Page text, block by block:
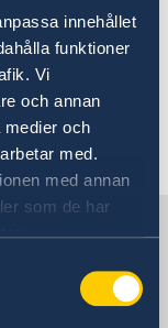
innehållet
funktioner
Vi
och annan
medier och
med.
med annan
som de har
på brevet.
(på